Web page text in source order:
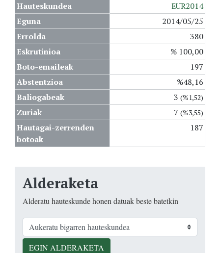
Hauteskundea
EUR2014
Eguna
2014/05/25
Errolda
380
Eskrutinioa
% 100,00
Boto-emaileak
197
Abstentzioa
%48,16
Baliogabeak
3 (%1,52)
Zuriak 7 (%3,55)
Hautagai-zerrenden
botoak
187
Alderaketa
Alderatu hauteskunde honen datuak beste batetkin
EGIN ALDERAKETA